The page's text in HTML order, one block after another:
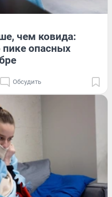
чем ковида:
пике опасных
Обсудить